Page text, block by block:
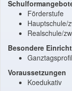
Förderstufe
Hauptschule/
Realschule/
Besondere
Voraussetzungen
Koedukativ